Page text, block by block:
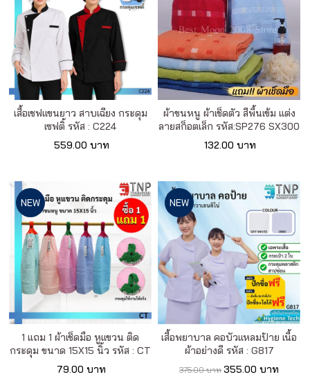
เสื้อเชฟแขนยาว สาบเฉียง กระดุม
เซฟติ้ รหัส : C224
559.00 บาท
ผ้าขนหนู ผ้าเช็ดตัว สีพื้นเข้ม แต่ง
ลายสก็อตเล็ก รหัส:SP276 SX300
132.00 บาท
NEW
1 แถม 1 ผ้าเช็ดมือ หูแขวน ติด
กระดุม ขนาด 15X15 นิ้ว รหัส : CT
79.00 บาท
NEW
เสื้อพยาบาล คอบัวแหลมป้าย เนื้อ
ผ้าอย่างดี รหัส : G817
375.00 บาท 355.00 บาท